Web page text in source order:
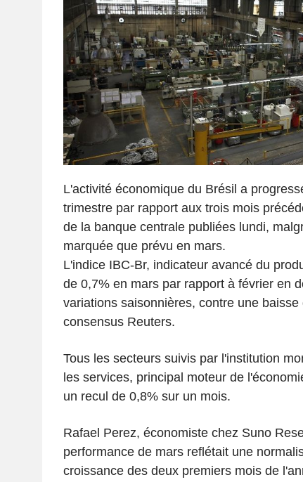
L'activité économique du Brésil a
trimestre par rapport aux trois mois
de la banque centrale publiées lundi,
marquée que prévu en mars.
L'indice IBC-Br, indicateur avancé du
de 0,7% en mars par rapport à février en
variations saisonnières, contre une
consensus Reuters.
Tous les secteurs suivis par l'institution
les services, principal moteur de
un recul de 0,8% sur un mois.
Rafael Perez, économiste chez Suno
performance de mars reflétait une
croissance des deux premiers mois de